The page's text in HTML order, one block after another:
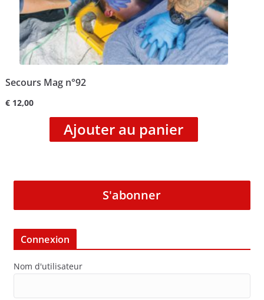
Secours Mag n°92
€12,00
Ajouter au panier
S'abonner
Connexion
Nom d'utilisateur